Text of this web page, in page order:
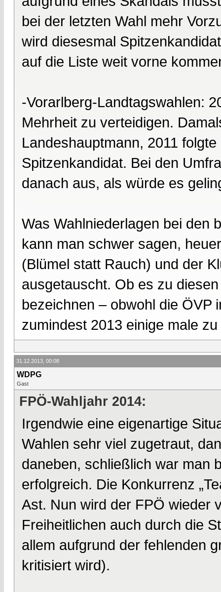
bei der letzten Wahl mehr
wird diesesmal
auf die Liste weit vorne
-Vorarlberg-Landtagswahlen:
Mehrheit zu verteidigen.
Landeshauptmann, 2011
Spitzenkandidat. Bei den
danach aus, als würde es
Was Wahlniederlagen bei den
kann man schwer sagen,
(Blümel statt Rauch) und der
ausgetauscht. Ob es zu
bezeichnen – obwohl die ÖVP
zumindest 2013 einige male
31.12.2013, 00:08
WDPG
Gast
FPÖ-Wahljahr 2014:
Irgendwie eine eigenartige
Wahlen sehr viel zugetraut,
daneben, schließlich war man
erfolgreich. Die Konkurrenz
Ast. Nun wird der FPÖ wieder
Freiheitlichen auch durch die
allem aufgrund der fehlenden
kritisiert wird).